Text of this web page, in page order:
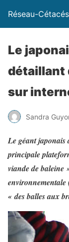
Réseau-Cétacés
Le
détaillant
sur
Sandra
Le géant japonais
principale
viande de baleine
« des balles aux